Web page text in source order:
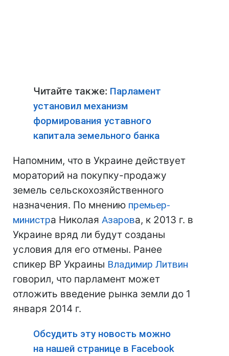
Читайте также: Парламент
установил механизм
формирования уставного
капитала земельного банка
Напомним, что в Украине действует
мораторий на покупку-продажу
земель сельскохозяйственного
назначения. По мнению премьер-
министра Николая Азарова, к 2013 г. в
Украине вряд ли будут созданы
условия для его отмены. Ранее
спикер ВР Украины Владимир Литвин
говорил, что парламент может
отложить введение рынка земли до 1
января 2014 г.
Обсудить эту новость можно
на нашей странице в Facebook